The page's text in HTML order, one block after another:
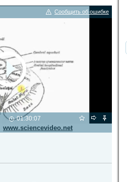
Сообщить об ошибке
01:30:07
www.sciencevideo.net